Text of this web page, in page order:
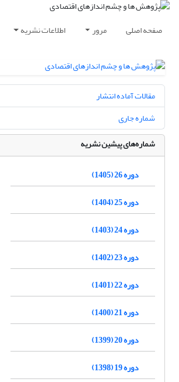
صفحه اصلی مرور اطلاعات نشریه
مقالات آماده انتشار
شماره جاری
شماره‌های پیشین نشریه
دوره 26 (1405)
دوره 25 (1404)
دوره 24 (1403)
دوره 23 (1402)
دوره 22 (1401)
دوره 21 (1400)
دوره 20 (1399)
دوره 19 (1398)